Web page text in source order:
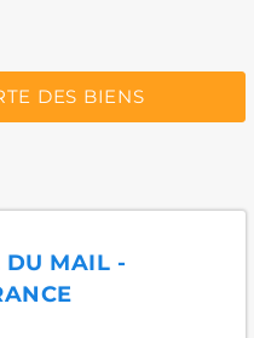
DES BIENS
DU MAIL -